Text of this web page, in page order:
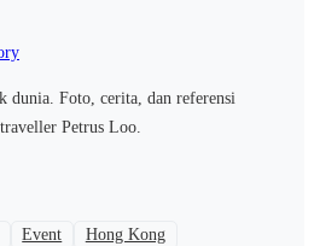
dunia. Foto, cerita, dan referensi
Petrus Loo.
Event
Hong Kong